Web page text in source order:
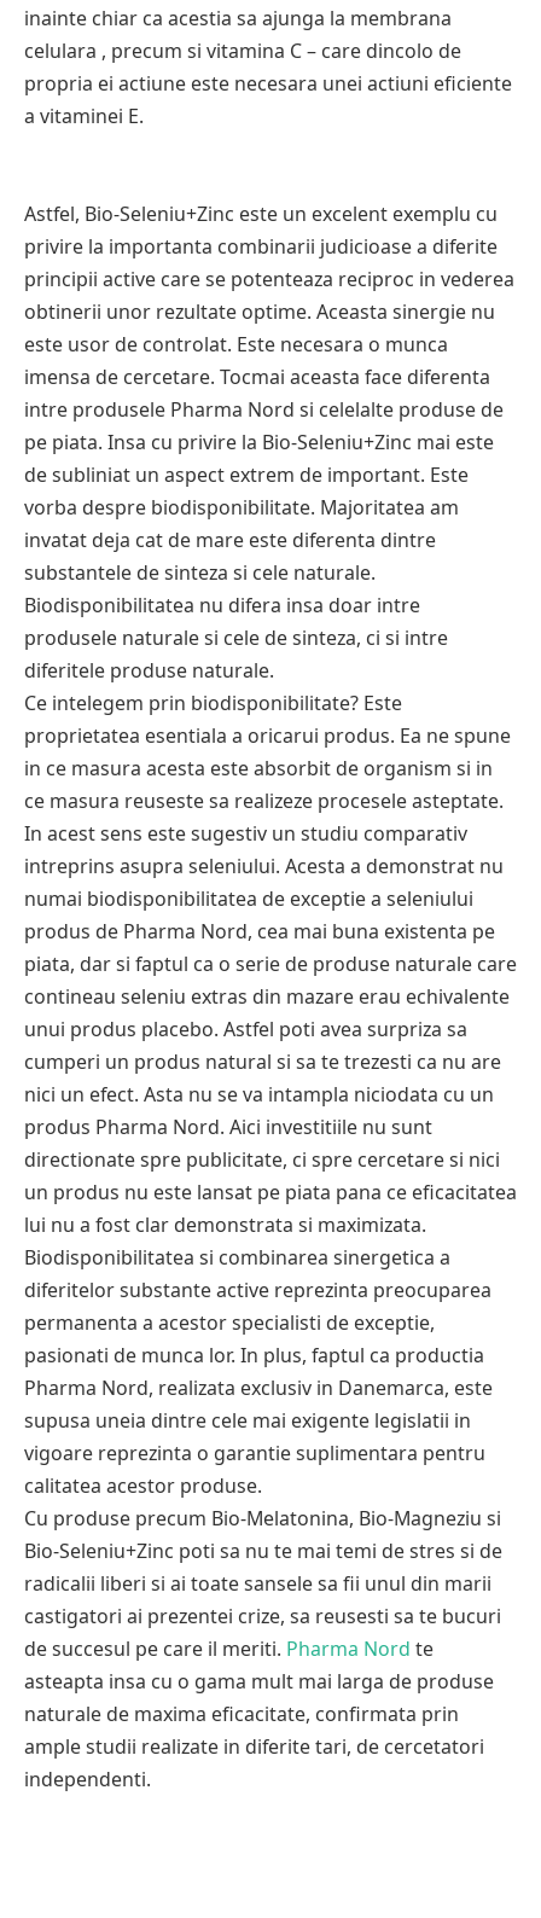
inainte chiar ca acestia sa ajunga la membrana
celulara , precum si vitamina C – care dincolo de
propria ei actiune este necesara unei actiuni eficiente
a vitaminei E.
Astfel, Bio-Seleniu+Zinc este un excelent exemplu cu
privire la importanta combinarii judicioase a diferite
principii active care se potenteaza reciproc in vederea
obtinerii unor rezultate optime. Aceasta sinergie nu
este usor de controlat. Este necesara o munca
imensa de cercetare. Tocmai aceasta face diferenta
intre produsele Pharma Nord si celelalte produse de
pe piata. Insa cu privire la Bio-Seleniu+Zinc mai este
de subliniat un aspect extrem de important. Este
vorba despre biodisponibilitate. Majoritatea am
invatat deja cat de mare este diferenta dintre
substantele de sinteza si cele naturale.
Biodisponibilitatea nu difera insa doar intre
produsele naturale si cele de sinteza, ci si intre
diferitele produse naturale.
Ce intelegem prin biodisponibilitate? Este
proprietatea esentiala a oricarui produs. Ea ne spune
in ce masura acesta este absorbit de organism si in
ce masura reuseste sa realizeze procesele asteptate.
In acest sens este sugestiv un studiu comparativ
intreprins asupra seleniului. Acesta a demonstrat nu
numai biodisponibilitatea de exceptie a seleniului
produs de Pharma Nord, cea mai buna existenta pe
piata, dar si faptul ca o serie de produse naturale care
contineau seleniu extras din mazare erau echivalente
unui produs placebo. Astfel poti avea surpriza sa
cumperi un produs natural si sa te trezesti ca nu are
nici un efect. Asta nu se va intampla niciodata cu un
produs Pharma Nord. Aici investitiile nu sunt
directionate spre publicitate, ci spre cercetare si nici
un produs nu este lansat pe piata pana ce eficacitatea
lui nu a fost clar demonstrata si maximizata.
Biodisponibilitatea si combinarea sinergetica a
diferitelor substante active reprezinta preocuparea
permanenta a acestor specialisti de exceptie,
pasionati de munca lor. In plus, faptul ca productia
Pharma Nord, realizata exclusiv in Danemarca, este
supusa uneia dintre cele mai exigente legislatii in
vigoare reprezinta o garantie suplimentara pentru
calitatea acestor produse.
Cu produse precum Bio-Melatonina, Bio-Magneziu si
Bio-Seleniu+Zinc poti sa nu te mai temi de stres si de
radicalii liberi si ai toate sansele sa fii unul din marii
castigatori ai prezentei crize, sa reusesti sa te bucuri
de succesul pe care il meriti. Pharma Nord te
asteapta insa cu o gama mult mai larga de produse
naturale de maxima eficacitate, confirmata prin
ample studii realizate in diferite tari, de cercetatori
independenti.